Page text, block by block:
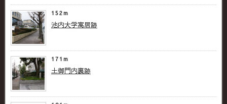
152m
池内大学寓居跡
171m
土御門内裏跡